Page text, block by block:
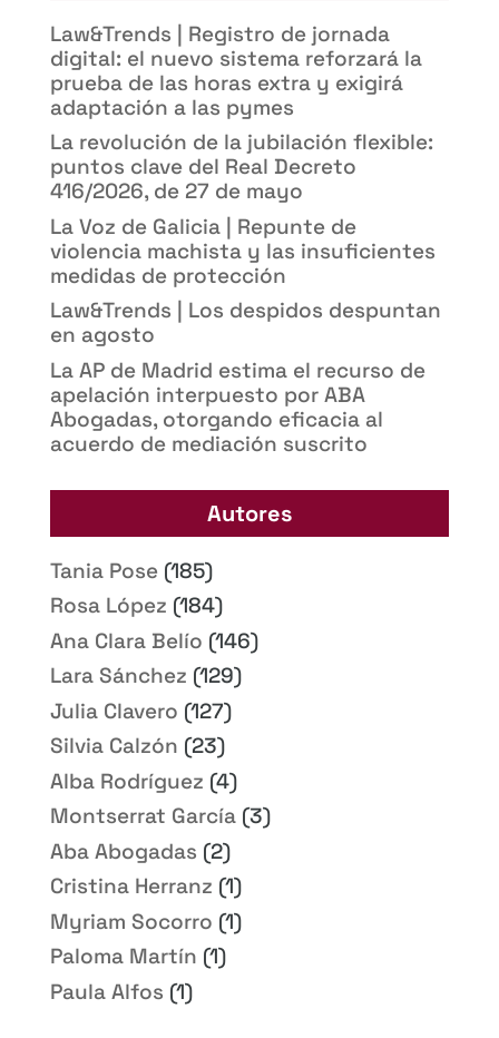
Law&Trends | Registro de jornada
digital: el nuevo sistema reforzará la
prueba de las horas extra y exigirá
adaptación a las pymes
La revolución de la jubilación flexible:
puntos clave del Real Decreto
416/2026, de 27 de mayo
La Voz de Galicia | Repunte de
violencia machista y las insuficientes
medidas de protección
Law&Trends | Los despidos despuntan
en agosto
La AP de Madrid estima el recurso de
apelación interpuesto por ABA
Abogadas, otorgando eficacia al
acuerdo de mediación suscrito
Autores
Tania Pose(185)
Rosa López (184)
Ana Clara Belío (146)
Lara Sánchez (129)
Julia Clavero (127)
Silvia Calzón (23)
Alba Rodríguez (4)
Montserrat García(3)
Aba Abogadas (2)
Cristina Herranz (1)
Myriam Socorro (1)
Paloma Martín (1)
Paula Alfos (1)